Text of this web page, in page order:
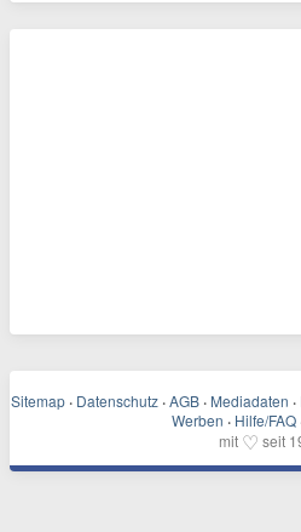
Sitemap · Datenschutz · AGB · Mediadaten ·
Werben · Hilfe/FAQ
mit ♡ seit